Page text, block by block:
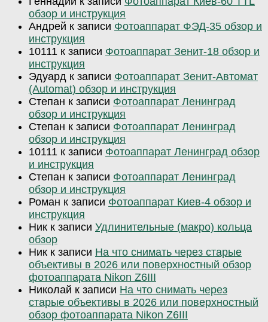
обзор и инструкция
Андрей к записи Фотоаппарат ФЭД-35 обзор и
инструкция
10111 к записи Фотоаппарат Зенит-18 обзор и
инструкция
Эдуард к записи Фотоаппарат Зенит-Автомат
(Automat) обзор и инструкция
Степан к записи Фотоаппарат Ленинград
обзор и инструкция
Степан к записи Фотоаппарат Ленинград
обзор и инструкция
10111 к записи Фотоаппарат Ленинград обзор
и инструкция
Степан к записи Фотоаппарат Ленинград
обзор и инструкция
Роман к записи Фотоаппарат Киев-4 обзор и
инструкция
Ник к записи Удлинительные (макро) кольца
обзор
Ник к записи На что снимать через старые
объективы в 2026 или поверхностный обзор
фотоаппарата Nikon Z6III
Николай к записи На что снимать через
старые объективы в 2026 или поверхностный
обзор фотоаппарата Nikon Z6III